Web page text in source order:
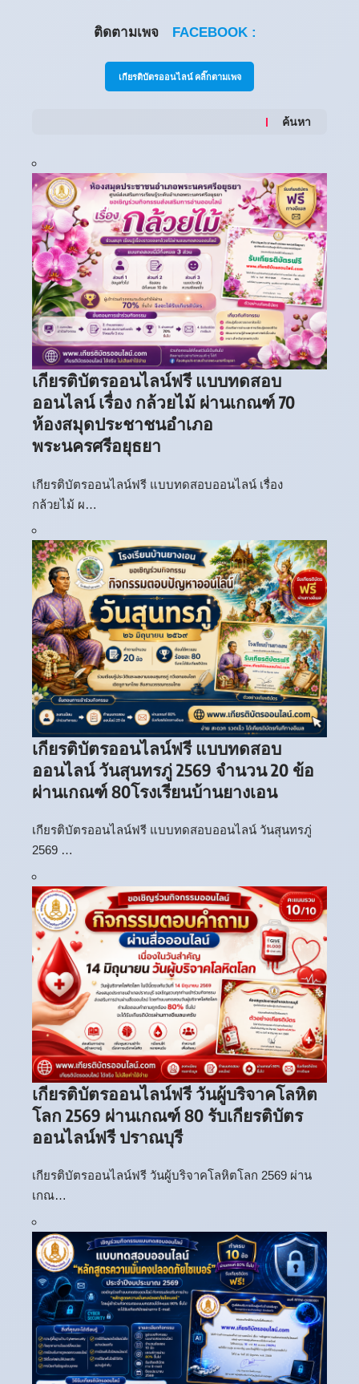
ติดตามเพจ FACEBOOK :
เกียรติบัตรออนไลน์ คลิ๊กตามเพจ
ค้นหา
เกียรติบัตรออนไลน์ฟรี แบบทดสอบ
ออนไลน์ เรื่อง กล้วยไม้ ผ่านเกณฑ์ 70
ห้องสมุดประชาชนอำเภอ
พระนครศรีอยุธยา
เกียรติบัตรออนไลน์ฟรี แบบทดสอบออนไลน์ เรื่อง
กล้วยไม้ ผ…
เกียรติบัตรออนไลน์ฟรี แบบทดสอบ
ออนไลน์ วันสุนทรภู่ 2569 จำนวน 20 ข้อ
ผ่านเกณฑ์ 80โรงเรียนบ้านยางเอน
เกียรติบัตรออนไลน์ฟรี แบบทดสอบออนไลน์ วันสุนทรภู่
2569 …
เกียรติบัตรออนไลน์ฟรี วันผู้บริจาคโลหิต
โลก 2569 ผ่านเกณฑ์ 80 รับเกียรติบัตร
ออนไลน์ฟรี ปราณบุรี
เกียรติบัตรออนไลน์ฟรี วันผู้บริจาคโลหิตโลก 2569 ผ่าน
เกณ…